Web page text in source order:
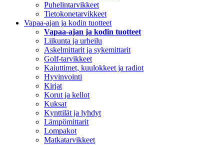
Puhelintarvikkeet
Tietokonetarvikkeet
Vapaa-ajan ja kodin tuotteet
Vapaa-ajan ja kodin tuotteet
Liikunta ja urheilu
Askelmittarit ja sykemittarit
Golf-tarvikkeet
Kaiuttimet, kuulokkeet ja radiot
Hyvinvointi
Kirjat
Korut ja kellot
Kuksat
Kynttilät ja lyhdyt
Lämpömittarit
Lompakot
Matkatarvikkeet